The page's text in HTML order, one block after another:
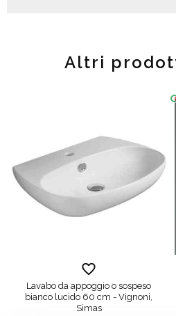
Altri
Lavabo da appoggio o sospeso
bianco lucido 60 cm - Vignoni,
Simas